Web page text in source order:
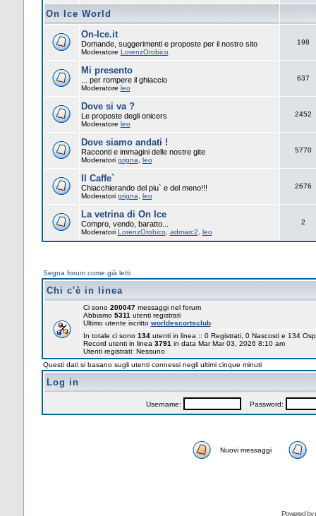
On Ice World
On-Ice.it
Domande, suggerimenti e proposte per il nostro sito
Moderatore LorenzOrobico
198
Mi presento
... per rompere il ghiaccio
Moderatore leo
637
Dove si va ?
Le proposte degli onicers
Moderatore leo
2452
Dove siamo andati !
Racconti e immagini delle nostre gite
Moderatori grigna leo
5770
Il Caffe`
Chiacchierando del piu` e del meno!!!
Moderatori grigna leo
2676
La vetrina di On Ice
Compro, vendo, baratto...
Moderatori LorenzOrobico admarc2 leo
2
Segna forum come già letti
Chi c'è in linea
Ci sono 200047messaggi nel forum
Abbiamo 5311 utenti registrati
Ultimo utente iscritto worldescortsclub
In totale ci sono 134utenti in linea :: 0 Registrati, 0 Nascosti e 134
Record utenti in linea 3791 in data Mar Mar 03, 2026 8:10 am
Utenti registrati: Nessuno
Questi dati si basano sugli utenti connessi negli ultimi cinque minuti
Log in
Username: Password:
Nuovi messaggi
Powered by